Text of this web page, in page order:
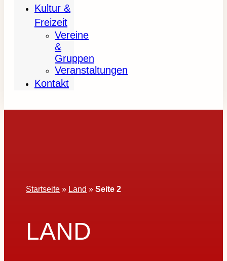
Kultur &
Freizeit
Vereine
&
Gruppen
Veranstaltungen
Kontakt
Startseite » Land »Seite 2
LAND